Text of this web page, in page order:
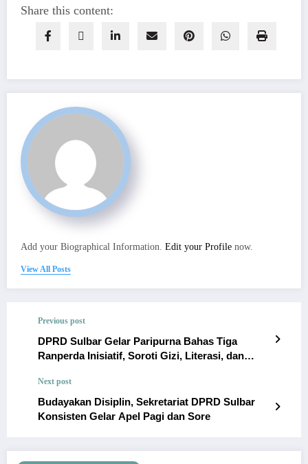
Share this content:
Add your Biographical Information. Edit your Profile now.
View All Posts
Previous post
DPRD Sulbar Gelar Paripurna Bahas Tiga
Ranperda Inisiatif, Soroti Gizi, Literasi, dan
Next post
Budayakan Disiplin, Sekretariat DPRD Sulbar
Konsisten Gelar Apel Pagi dan Sore